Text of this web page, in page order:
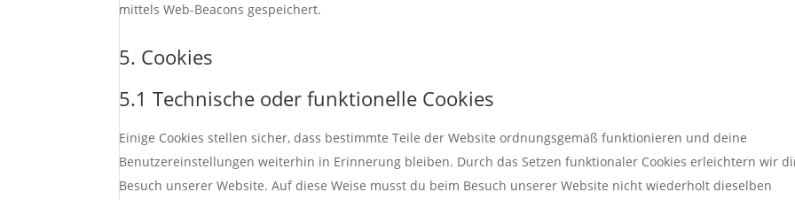
mittels Web-Beacons gespeichert.
5. Cookies
5.1 Technische oder funktionelle Cookies
Einige Cookies stellen sicher, dass bestimmte Teile der Website ordnungsgemäß funktionieren und deine
Benutzereinstellungen weiterhin in Erinnerung bleiben. Durch das Setzen funktionaler Cookies erleichtern wir
Besuch unserer Website. Auf diese Weise musst du beim Besuch unserer Website nicht wiederholt dieselben